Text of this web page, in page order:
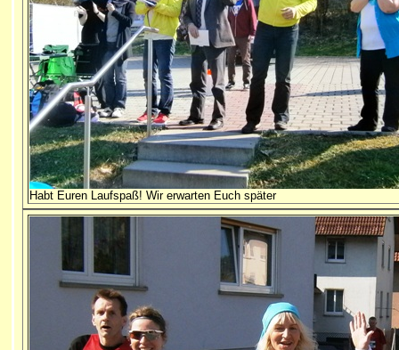
Habt Euren Laufspaß! Wir erwarten Euch später